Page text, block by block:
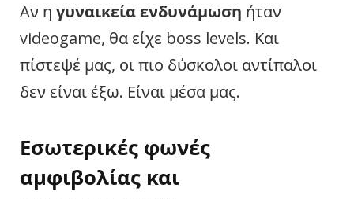
Αν η γυναικεία ενδυνάμωση ήταν
videogame, θα είχε boss levels. Και
πίστεψέ μας, οι πιο δύσκολοι αντίπαλοι
δεν είναι έξω. Είναι μέσα μας.
Εσωτερικές φωνές
αμφιβολίας και